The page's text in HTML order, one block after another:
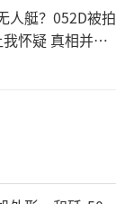
人艇？052D被拍
怀疑 真相并非